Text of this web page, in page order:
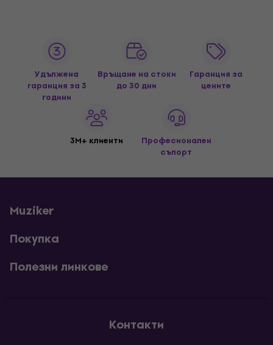
Удължена
гаранция за 3
години
Връщане на стоки
до 30 дни
Гаранция за
цените
3M+ клиенти
Професионален
съпорт
Muziker
Покупка
Полезни линкове
Контакти